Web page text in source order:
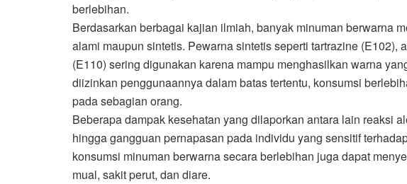
berlebihan.
Berdasarkan berbagai kajian ilmiah, banyak minuman berwarna
alami maupun sintetis. Pewarna sintetis seperti tartrazine (E102),
(E110) sering digunakan karena mampu menghasilkan warna
diizinkan penggunaannya dalam batas tertentu, konsumsi
pada sebagian orang.
Beberapa dampak kesehatan yang dilaporkan antara lain reaksi
hingga gangguan pernapasan pada individu yang sensitif
konsumsi minuman berwarna secara berlebihan juga dapat
mual, sakit perut, dan diare.